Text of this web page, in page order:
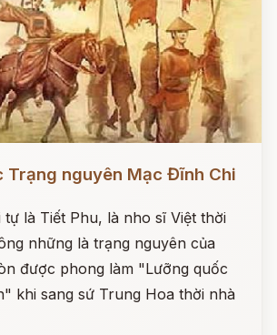
Trạng nguyên Mạc Đĩnh Chi
là Tiết Phu, là nho sĩ Việt thời
những là trạng nguyên của
được phong làm "Lưỡng quốc
khi sang sứ Trung Hoa thời nhà